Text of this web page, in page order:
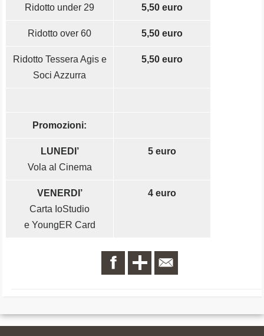
Ridotto under 29 5,50 euro
Ridotto over 60 5,50 euro
Ridotto Tessera Agis e
Soci Azzurra
5,50 euro
Promozioni:
LUNEDI’
Vola al Cinema
5 euro
VENERDI’
Carta IoStudio
e YoungER Card
4 euro